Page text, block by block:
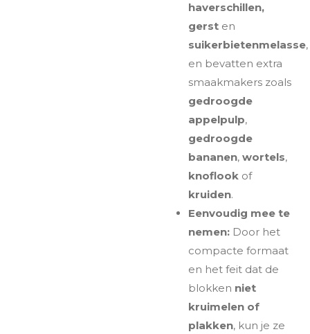
haverschillen,
gersten
suikerbietenmelasse,
en bevatten extra
smaakmakers zoals
gedroogde
appelpulp,
gedroogde
bananen, wortels,
knoflookof
kruiden.
Eenvoudig mee te
nemen:Door het
compacte formaat
en het feit dat de
blokken niet
kruimelen of
plakken, kun je ze